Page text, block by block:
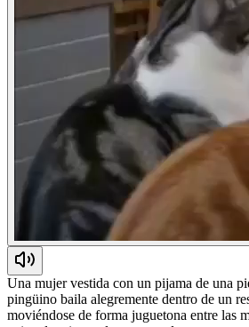
Una mujer vestida con un pijama de una
pingüino baila alegremente dentro de un
moviéndose de forma juguetona entre las